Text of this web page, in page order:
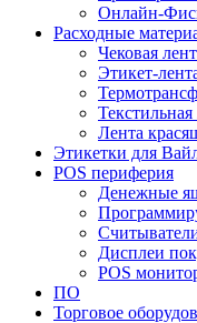
Онлайн-
Расходные
Чековая
Этикет-
Текстильная
Лента
Этикетки для
POS периферия
Денежные
Дисплеи
POS
ПО
Торговое